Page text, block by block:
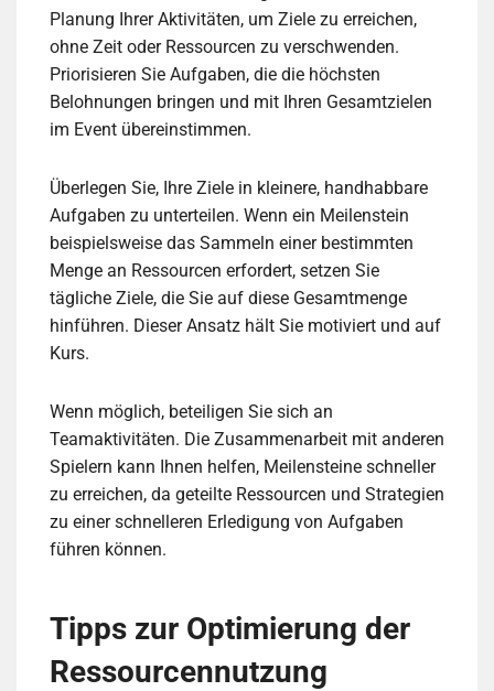
Planung Ihrer Aktivitäten, um Ziele zu erreichen,
ohne Zeit oder Ressourcen zu verschwenden.
Priorisieren Sie Aufgaben, die die höchsten
Belohnungen bringen und mit Ihren Gesamtzielen
im Event übereinstimmen.
Überlegen Sie, Ihre Ziele in kleinere, handhabbare
Aufgaben zu unterteilen. Wenn ein Meilenstein
beispielsweise das Sammeln einer bestimmten
Menge an Ressourcen erfordert, setzen Sie
tägliche Ziele, die Sie auf diese Gesamtmenge
hinführen. Dieser Ansatz hält Sie motiviert und auf
Kurs.
Wenn möglich, beteiligen Sie sich an
Teamaktivitäten. Die Zusammenarbeit mit anderen
Spielern kann Ihnen helfen, Meilensteine schneller
zu erreichen, da geteilte Ressourcen und Strategien
zu einer schnelleren Erledigung von Aufgaben
führen können.
Tipps zur Optimierung der
Ressourcennutzung